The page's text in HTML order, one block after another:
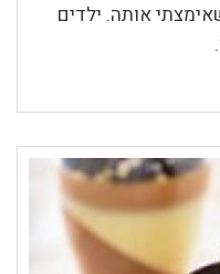
אותה. ילדים